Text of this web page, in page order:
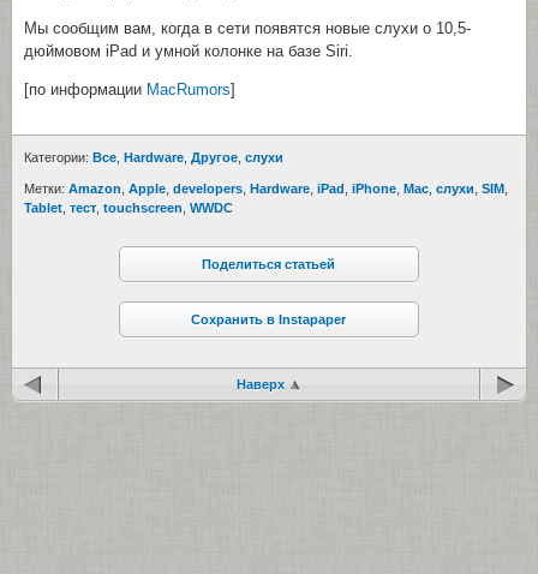
Мы сообщим вам, когда в сети появятся новые слухи о 10,5-
дюймовом iPad и умной колонке на базе Siri.
[по информации MacRumors]
Категории: Все Hardware Другое cлухи
Метки: Amazon Apple developers Hardware iPad iPhone Mac cлухи SIM
Tablet тест touchscreen WWDC
Поделиться статьей
Сохранить в Instapaper
Наверх